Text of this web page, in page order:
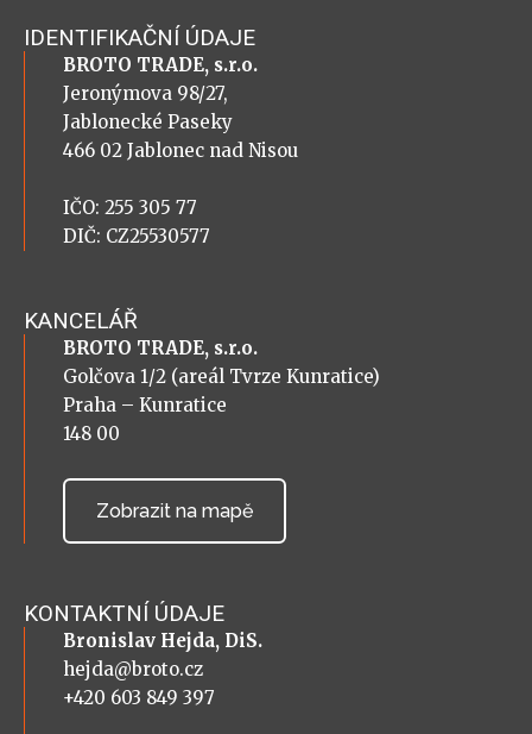
IDENTIFIKAČNÍ ÚDAJE
BROTO TRADE, s.r.o.
Jeronýmova 98/27,
Jablonecké Paseky
466 02 Jablonec nad Nisou
IČO: 255 305 77
DIČ: CZ25530577
KANCELÁŘ
BROTO TRADE, s.r.o.
Golčova 1/2 (areál Tvrze Kunratice)
Praha – Kunratice
148 00
Zobrazit na mapě
KONTAKTNÍ ÚDAJE
Bronislav Hejda, DiS.
hejda@broto.cz
+420 603 849 397